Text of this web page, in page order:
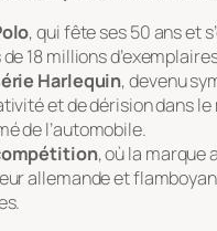
, qui fête ses 50 ans et
18 millions
Harlequin, devenu
et de dérision dans le
de l’automobile.
, où la marque
allemande et